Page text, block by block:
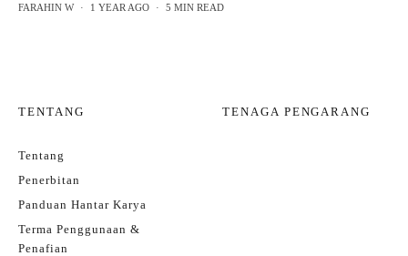
FARAHIN W · 1 YEAR AGO · 5 MIN READ
TENTANG
Tentang
Penerbitan
Panduan Hantar Karya
Terma Penggunaan &
Penafian
TENAGA PENGARANG